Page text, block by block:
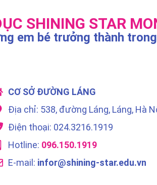
SHINING STAR
em bé trưởng thành
CƠ SỞ ĐƯỜNG LÁNG
Địa chỉ: 538, đường Láng, Láng, Hà
Điện thoại: 024.3216.1919
Hotline: 096.150.1919
E-mail: infor@shining-star.edu.vn